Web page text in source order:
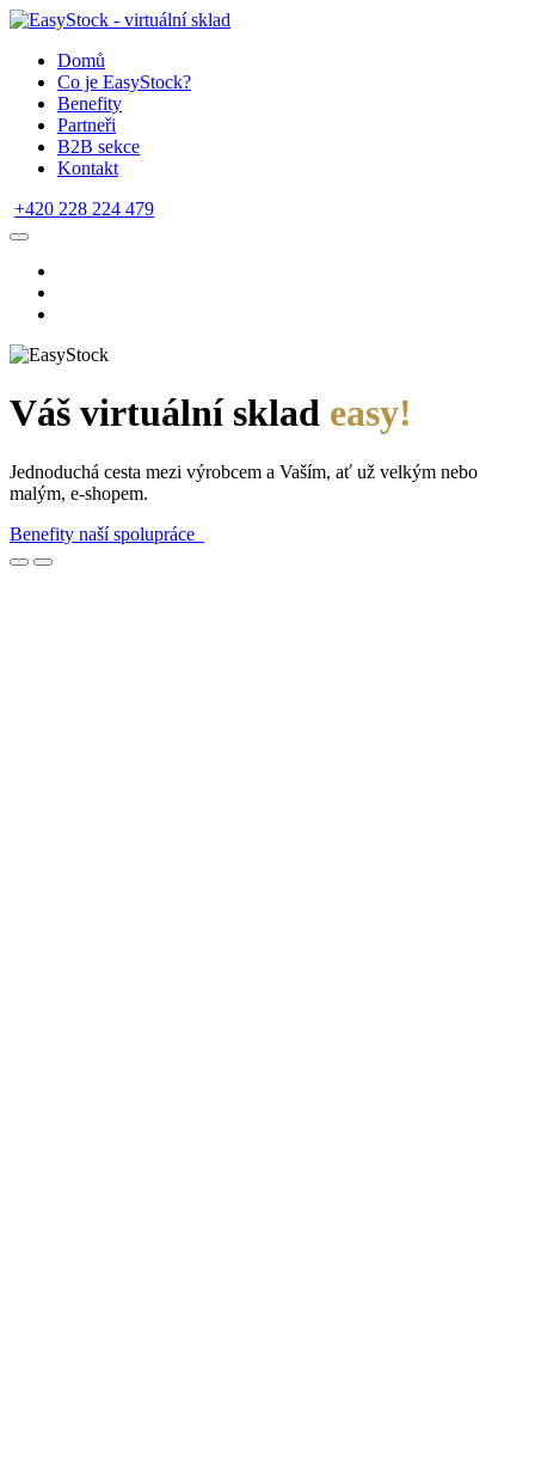
Domů
Co je EasyStock?
Benefity
Partneři
B2B sekce
Kontakt
+420 228 224 479
Váš virtuální sklad easy!
Jednoduchá cesta mezi výrobcem a Vaším, ať už velkým nebo
malým, e-shopem.
Benefity naší spolupráce